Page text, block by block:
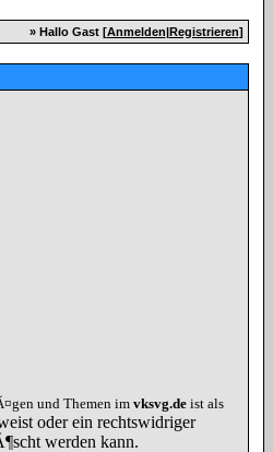
» Hallo Gast [Anmelden|Registrieren]
und Themen im vksvg.deist als
oder ein rechtswidriger
werden kann.